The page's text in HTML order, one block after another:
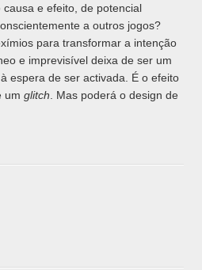
e efeito, de potencial
a outros jogos?
para transformar a intenção
e imprevisível deixa de ser um
espera de ser activada. É o efeito
um glitch . Mas poderá o design de